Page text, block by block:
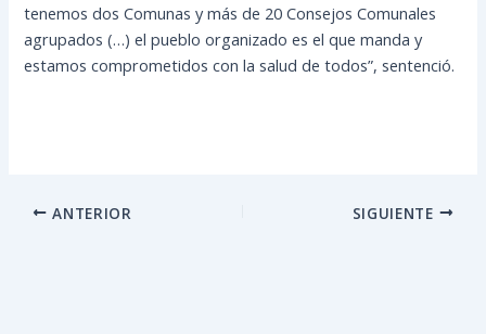
tenemos dos Comunas y más de 20 Consejos Comunales
agrupados (…) el pueblo organizado es el que manda y
estamos comprometidos con la salud de todos”, sentenció.
ANTERIOR SIGUIENTE